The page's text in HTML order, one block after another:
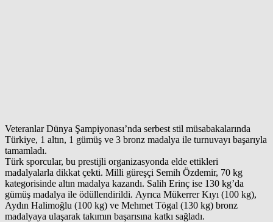
Veteranlar Dünya Şampiyonası’nda serbest stil müsabakalarında
Türkiye, 1 altın, 1 gümüş ve 3 bronz madalya ile turnuvayı başarıyla
tamamladı.
Türk sporcular, bu prestijli organizasyonda elde ettikleri
madalyalarla dikkat çekti. Milli güreşçi Semih Özdemir, 70 kg
kategorisinde altın madalya kazandı. Salih Erinç ise 130 kg’da
gümüş madalya ile ödüllendirildi. Ayrıca Mükerrer Kıyı (100 kg),
Aydın Halimoğlu (100 kg) ve Mehmet Tögal (130 kg) bronz
madalyaya ulaşarak takımın başarısına katkı sağladı.